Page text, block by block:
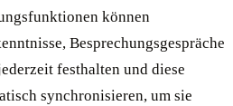
können
Besprechungsgespräche
festhalten und diese
synchronisieren, um sie